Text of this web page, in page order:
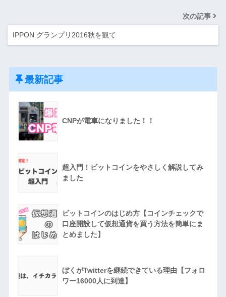
次の記事
IPPON グランプリ2016秋を観て
最新記事
CNPが電車になりました！！
超入門！ビットコインをやさしく解説してみ
ました
ビットコインのはじめ方【コインチェックで
口座開設して仮想通貨を買う方法を簡単にま
とめました】
ぼくがTwitterを継続できている理由【フォロ
ワー16000人に到達】